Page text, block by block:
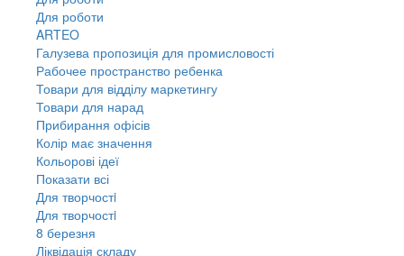
Для роботи
ARTEO
Галузева пропозиція для промисловості
Рабочее пространство ребенка
Товари для відділу маркетингу
Товари для нарад
Прибирання офісів
Колір має значення
Кольорові ідеї
Показати всі
Для творчостi
Для творчостi
8 березня
Ліквідація складу